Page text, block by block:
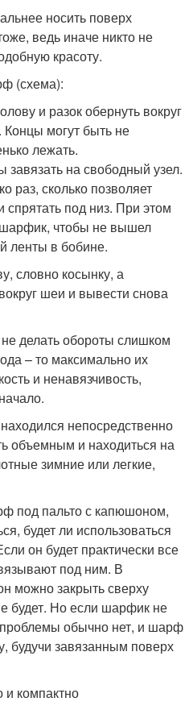
носить поверх
ведь иначе никто не
красоту.
(схема):
и разок обернуть вокруг
Концы могут быть не
лежать.
завязать на свободный узел.
раз, сколько позволяет
спрятать под низ. При этом
чтобы не вышел
ленты в бобине.
словно косынку, а
шеи и вывести снова
делать обороты слишком
– то максимально их
и ненавязчивость,
непосредственно
объемным и находиться на
зимние или легкие,
под пальто с капюшоном,
будет ли использоваться
он будет практически все
под ним. В
можно закрыть сверху
будет. Но если шарфик не
обычно нет, и шарф
будучи завязанным поверх
компактно